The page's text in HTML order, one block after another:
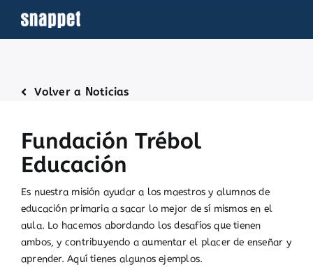
contenido
Volver a Noticias
Fundación Trébol
Educación
Es nuestra misión ayudar a los maestros y alumnos de
educación primaria a sacar lo mejor de sí mismos en el
aula. Lo hacemos abordando los desafíos que tienen
ambos, y contribuyendo a aumentar el placer de enseñar y
aprender. Aquí tienes algunos ejemplos.